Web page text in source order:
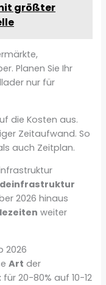
größter
Planen Sie Ihr
nur für
die Kosten aus.
Zeitaufwand. So
auch Zeitplan.
2026 hinaus
weiter
2026
Art der
für 20-80% auf 10-12